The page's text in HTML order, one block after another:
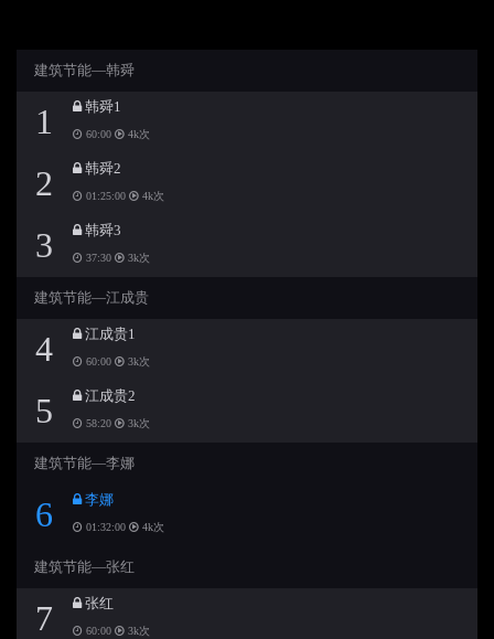
建筑节能—韩舜
1 韩舜1
60:00 4k次
2 韩舜2
01:25:00 4k次
3 韩舜3
37:30 3k次
建筑节能—江成贵
4 江成贵1
60:00 3k次
5 江成贵2
58:20 3k次
建筑节能—李娜
6 李娜
01:32:00 4k次
建筑节能—张红
7 张红
60:00 3k次